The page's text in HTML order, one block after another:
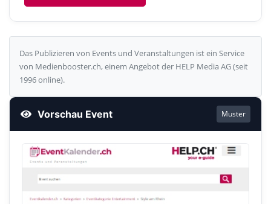
Das Publizieren von Events und Veranstaltungen ist ein Service
von Medienbooster.ch, einem Angebot der HELP Media AG (seit
1996 online).
Vorschau Event Muster